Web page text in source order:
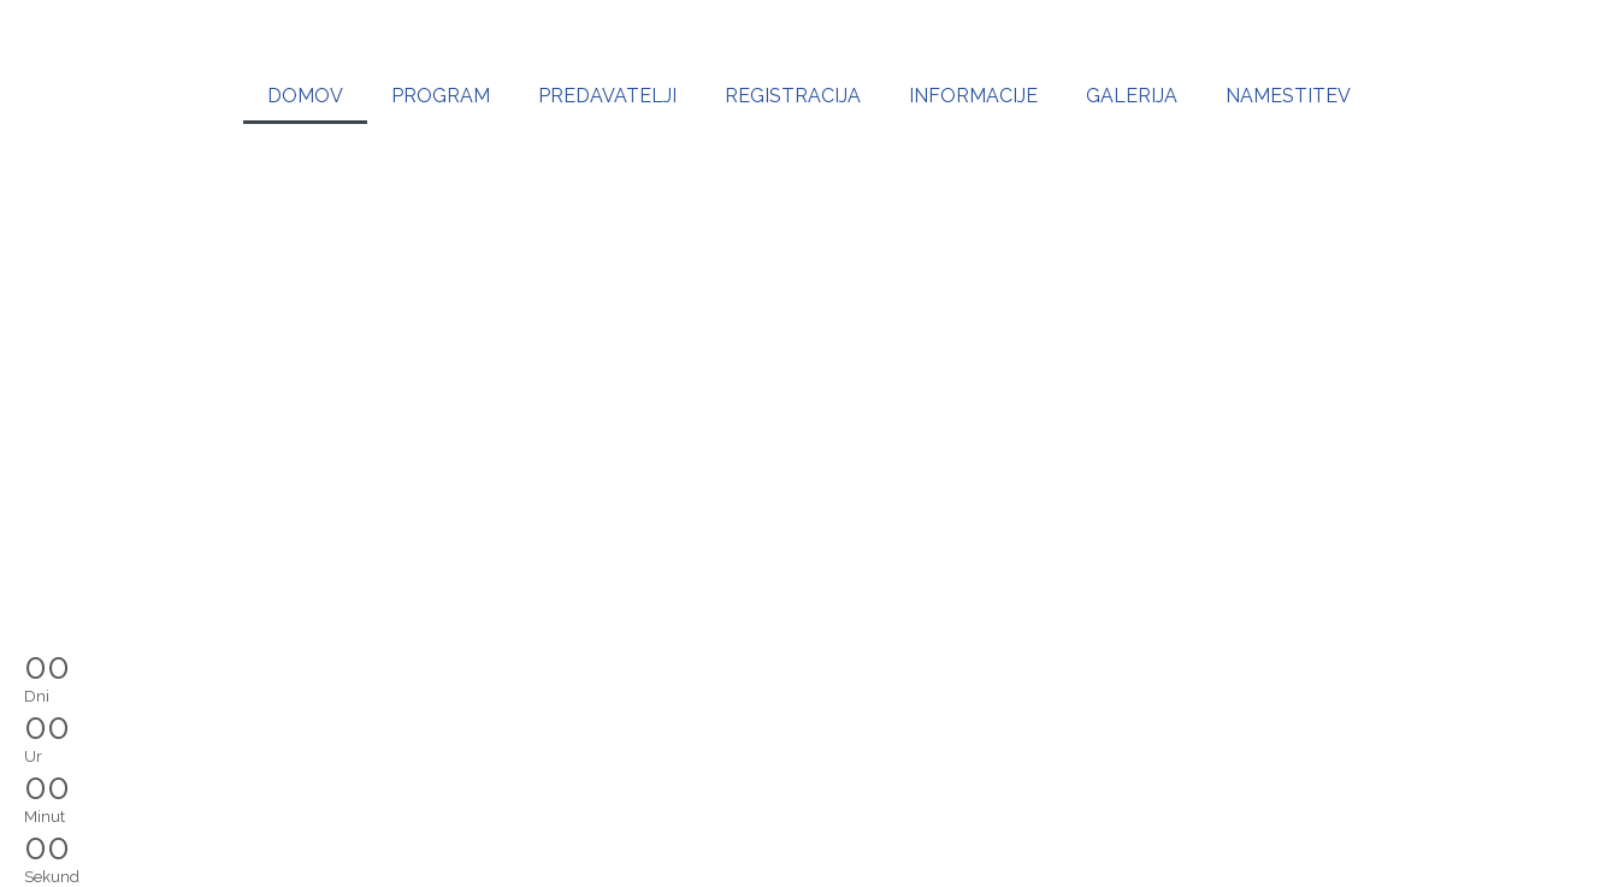
DOMOV PROGRAM PREDAVATELJI REGISTRACIJA INFORMACIJE GALERIJA NAMESTITEV
00
Dni
00
Ur
00
Minut
00
Sekund